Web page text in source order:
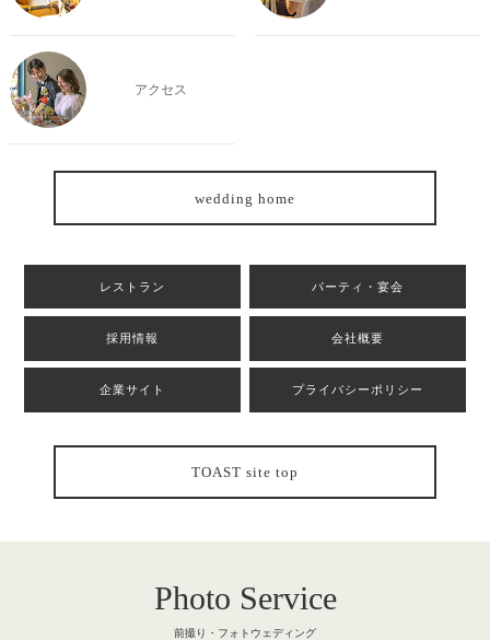
アクセス
wedding home
レストラン パーティ・宴会
採用情報 会社概要
企業サイト プライバシーポリシー
TOAST site top
Photo Service
前撮り・フォトウェディング